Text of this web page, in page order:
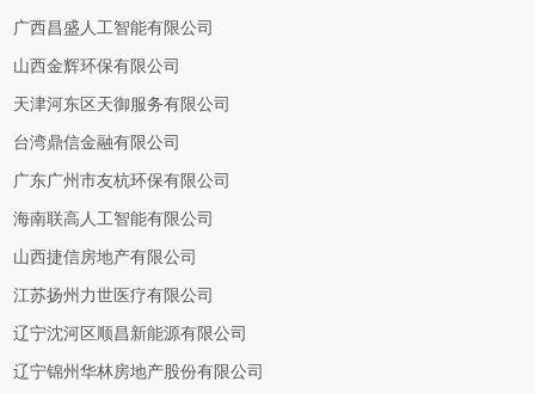
广西昌盛人工智能有限公司
山西金辉环保有限公司
天津河东区天御服务有限公司
台湾鼎信金融有限公司
广东广州市友杭环保有限公司
海南联高人工智能有限公司
山西捷信房地产有限公司
江苏扬州力世医疗有限公司
辽宁沈河区顺昌新能源有限公司
辽宁锦州华林房地产股份有限公司